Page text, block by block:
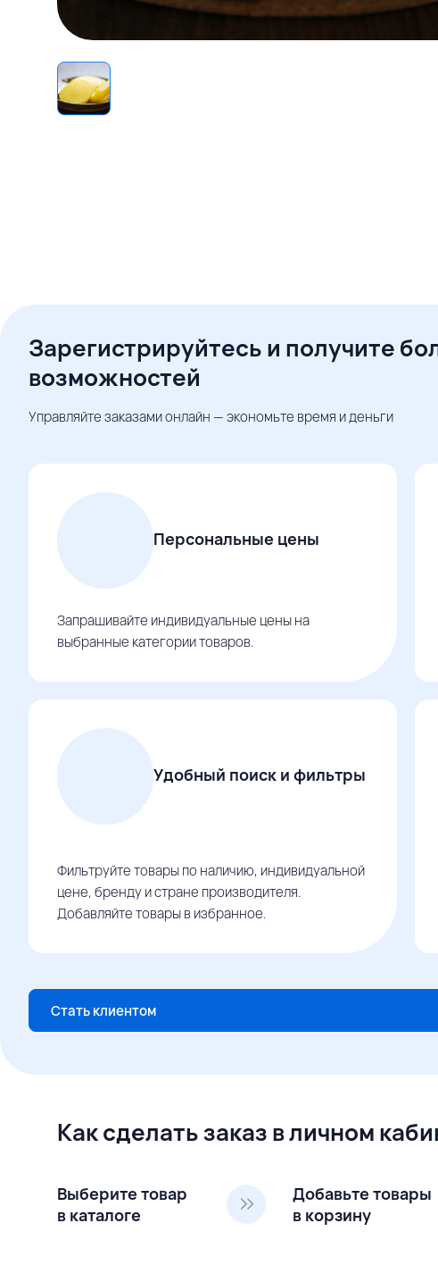
Зарегистрируйтесь и получите
возможностей
Управляйте заказами онлайн — экономьте время и деньги
Персональные цены
Запрашивайте индивидуальные цены на
выбранные категории товаров.
Удобный поиск и фильтры
Фильтруйте товары по наличию, индивидуальной
цене, бренду и стране производителя.
Добавляйте товары в избранное.
Стать клиентом
Как сделать заказ в личном
Выберите товар
в каталоге
Добавьте товары
в корзину